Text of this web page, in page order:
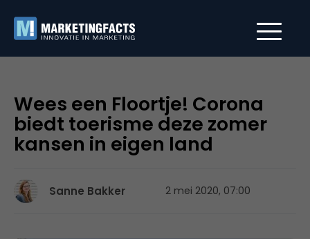
Wees een Floortje! Corona
biedt toerisme deze zomer
kansen in eigen land
Sanne Bakker 2 mei 2020, 07:00